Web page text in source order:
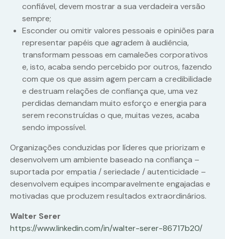
confiável, devem mostrar a sua verdadeira versão
sempre;
Esconder ou omitir valores pessoais e opiniões para
representar papéis que agradem à audiência,
transformam pessoas em camaleões corporativos
e, isto, acaba sendo percebido por outros, fazendo
com que os que assim agem percam a credibilidade
e destruam relações de confiança que, uma vez
perdidas demandam muito esforço e energia para
serem reconstruídas o que, muitas vezes, acaba
sendo impossível.
Organizações conduzidas por líderes que priorizam e
desenvolvem um ambiente baseado na confiança –
suportada por empatia / seriedade / autenticidade –
desenvolvem equipes incomparavelmente engajadas e
motivadas que produzem resultados extraordinários.
Walter Serer
https://www.linkedin.com/in/walter-serer-86717b20/